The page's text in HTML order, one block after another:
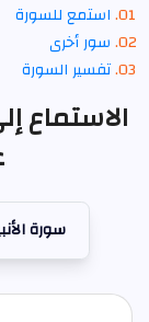
استمع للسورة
سور أخرى
تفسير السورة
الاستماع
سورة